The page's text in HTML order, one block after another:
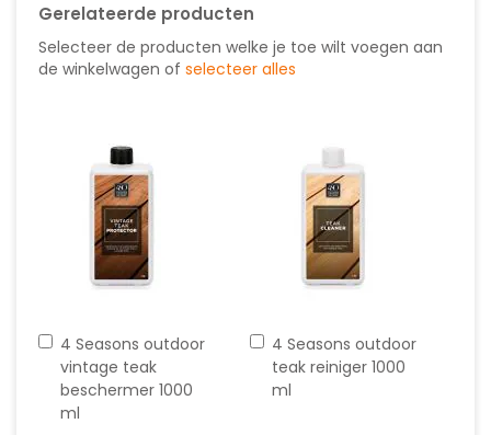
Gerelateerde producten
Selecteer de producten welke je toe wilt voegen aan
de winkelwagen of selecteer alles
4 Seasons outdoor
vintage teak
beschermer 1000
ml
In
winkelwagen
4 Seasons outdoor
teak reiniger 1000
ml
In
winkelwagen